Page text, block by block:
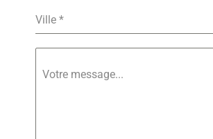
Ville*
Votre message...